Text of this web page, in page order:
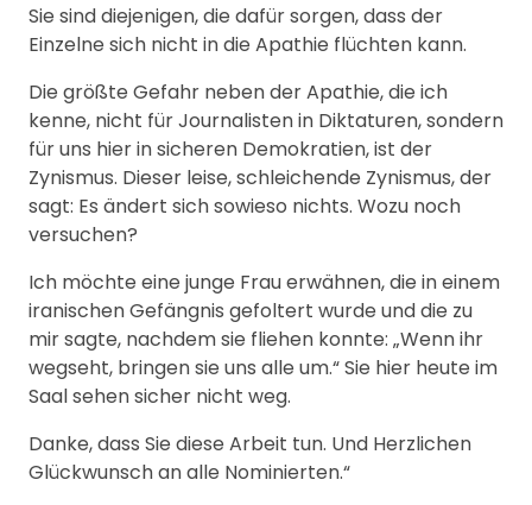
Sie sind diejenigen, die dafür sorgen, dass der
Einzelne sich nicht in die Apathie flüchten kann.
Die größte Gefahr neben der Apathie, die ich
kenne, nicht für Journalisten in Diktaturen, sondern
für uns hier in sicheren Demokratien, ist der
Zynismus. Dieser leise, schleichende Zynismus, der
sagt: Es ändert sich sowieso nichts. Wozu noch
versuchen?
Ich möchte eine junge Frau erwähnen, die in einem
iranischen Gefängnis gefoltert wurde und die zu
mir sagte, nachdem sie fliehen konnte: „Wenn ihr
wegseht, bringen sie uns alle um.“ Sie hier heute im
Saal sehen sicher nicht weg.
Danke, dass Sie diese Arbeit tun. Und Herzlichen
Glückwunsch an alle Nominierten.“